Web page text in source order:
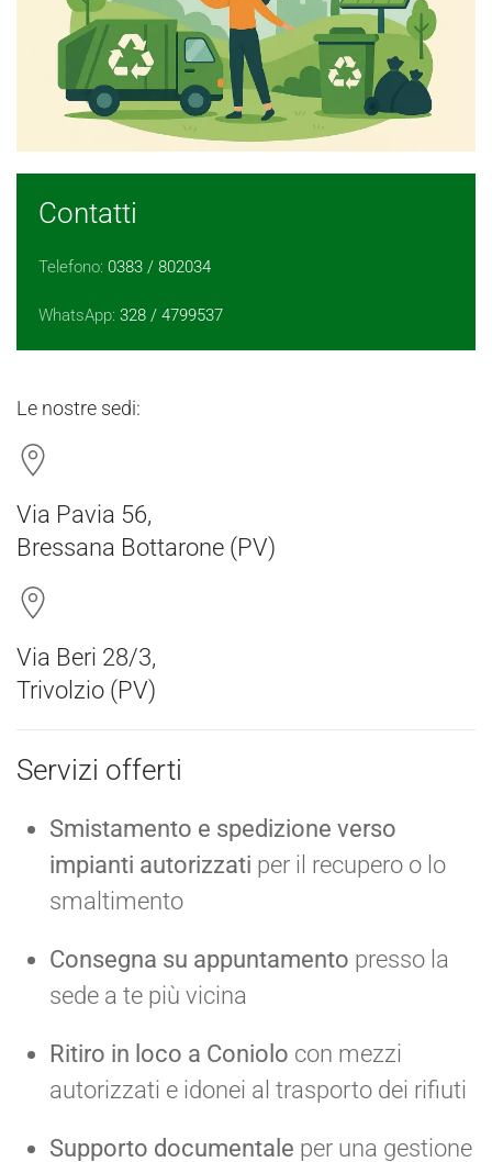
Contatti
Telefono: 0383 / 802034
WhatsApp: 328 / 4799537
Le nostre sedi:
Via Pavia 56,
Bressana Bottarone (PV)
Via Beri 28/3,
Trivolzio (PV)
Servizi offerti
Smistamento e spedizione verso
impianti autorizzati per il recupero o lo
smaltimento
Consegna su appuntamento presso la
sede a te più vicina
Ritiro in loco a Coniolo con mezzi
autorizzati e idonei al trasporto dei rifiuti
Supporto documentale per una gestione